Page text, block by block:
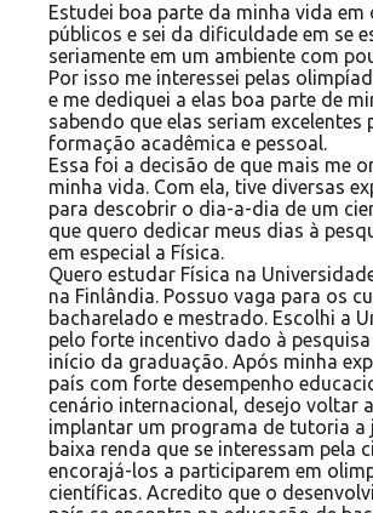
Estudei boa parte da minha vida em
públicos e sei da dificuldade em se
seriamente em um ambiente com
Por isso me interessei pelas
e me dediquei a elas boa parte de
sabendo que elas seriam excelentes
formação acadêmica e pessoal.
Essa foi a decisão de que mais me
minha vida. Com ela, tive diversas
para descobrir o dia-a-dia de um
que quero dedicar meus dias à
em especial a Física.
Quero estudar Física na
na Finlândia. Possuo vaga para os
bacharelado e mestrado. Escolhi a
pelo forte incentivo dado à
início da graduação. Após minha
país com forte desempenho
cenário internacional, desejo voltar
implantar um programa de tutoria a
baixa renda que se interessam pela
encorajá-los a participarem em
científicas. Acredito que o